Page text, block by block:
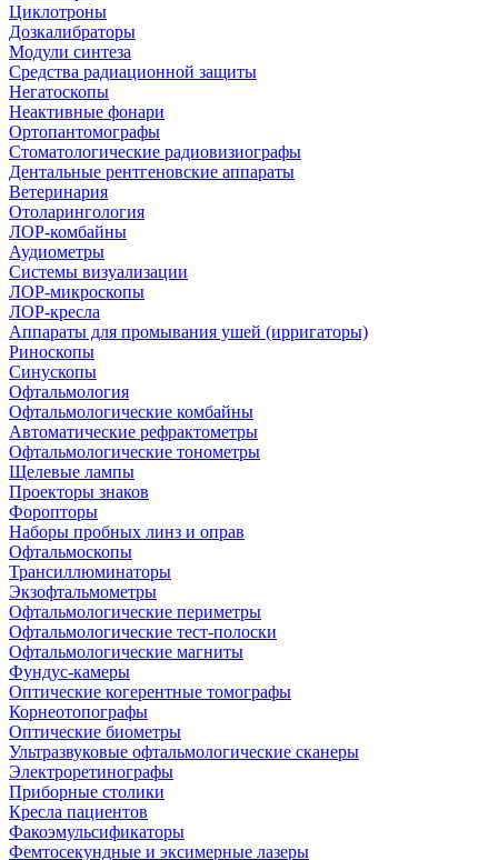
Циклотроны
Дозкалибраторы
Модули синтеза
Средства радиационной защиты
Негатоскопы
Неактивные фонари
Ортопантомографы
Стоматологические радиовизиографы
Дентальные рентгеновские аппараты
Ветеринария
Отоларингология
ЛОР-комбайны
Аудиометры
Системы визуализации
ЛОР-микроскопы
ЛОР-кресла
Аппараты для промывания ушей (ирригаторы)
Риноскопы
Синускопы
Офтальмология
Офтальмологические комбайны
Автоматические рефрактометры
Офтальмологические тонометры
Щелевые лампы
Проекторы знаков
Форопторы
Наборы пробных линз и оправ
Офтальмоскопы
Трансиллюминаторы
Экзофтальмометры
Офтальмологические периметры
Офтальмологические тест-полоски
Офтальмологические магниты
Фундус-камеры
Оптические когерентные томографы
Корнеотопографы
Оптические биометры
Ультразвуковые офтальмологические сканеры
Электроретинографы
Приборные столики
Кресла пациентов
Факоэмульсификаторы
Фемтосекундные и эксимерные лазеры